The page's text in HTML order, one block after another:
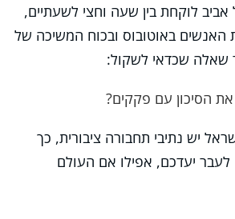
לוקחת בין שעה וחצי לשעתיים,
האנשים באוטובוס ובכוח המשיכה של
שאלה שכדאי לשקול:
הסיכון עם פקקים?
יש נתיבי תחבורה ציבורית, כך
לעבר יעדכם, אפילו אם העולם